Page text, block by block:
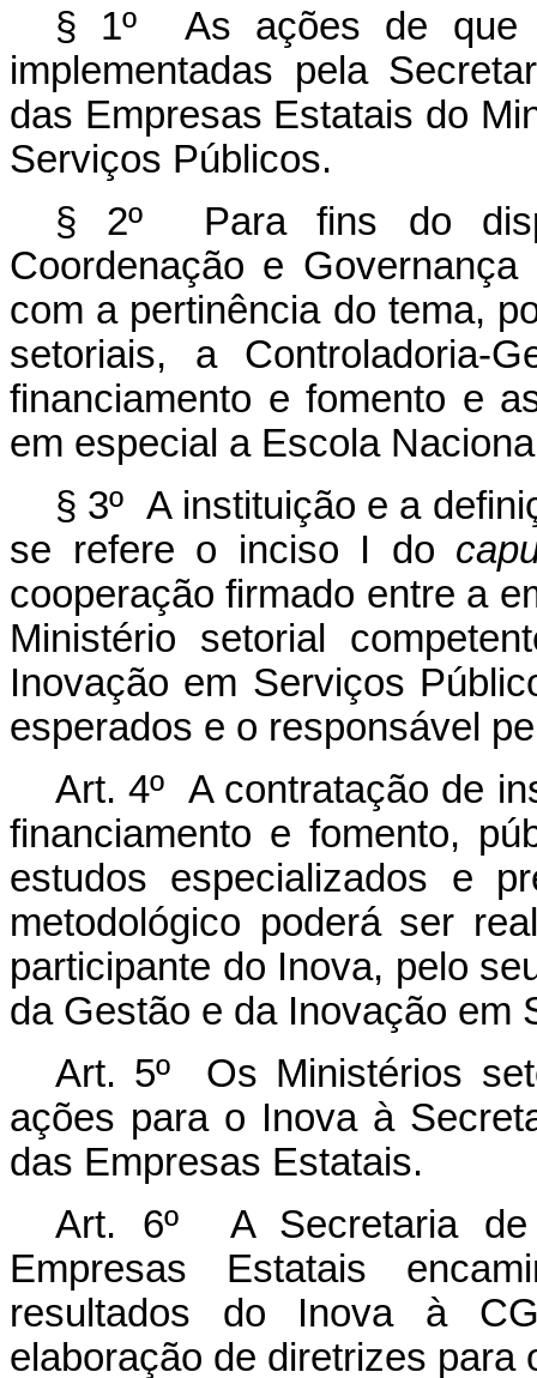
§ 1º As ações de
implementadas pela
das Empresas Estatais do
Serviços Públicos.
§ 2º Para fins do
Coordenação e
com a pertinência do tema,
setoriais, a Controladoria-
financiamento e fomento e
em especial a Escola
§ 3º A instituição e a
se refere o inciso I do
cooperação firmado entre a
Ministério setorial
Inovação em Serviços
esperados e o responsável
Art. 4º A contratação de
financiamento e fomento,
estudos especializados e
metodológico poderá ser
participante do Inova, pelo
da Gestão e da Inovação em
Art. 5º Os Ministérios
ações para o Inova à
das Empresas Estatais.
Art. 6º A Secretaria de
Empresas Estatais
resultados do Inova à
elaboração de diretrizes para